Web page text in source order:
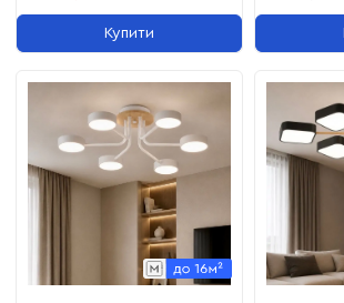
Купити